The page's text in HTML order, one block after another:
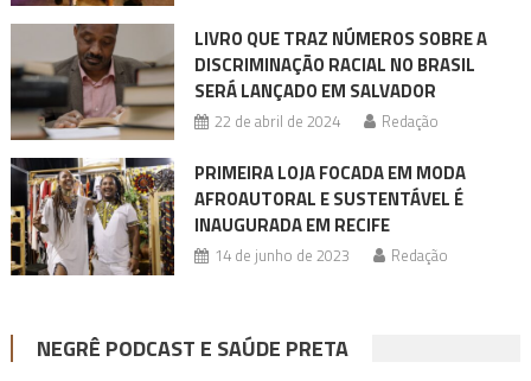
LIVRO QUE TRAZ NÚMEROS SOBRE A
DISCRIMINAÇÃO RACIAL NO BRASIL
SERÁ LANÇADO EM SALVADOR
22 de abril de 2024 Redação
PRIMEIRA LOJA FOCADA EM MODA
AFROAUTORAL E SUSTENTÁVEL É
INAUGURADA EM RECIFE
14 de junho de 2023 Redação
NEGRÊ PODCAST E SAÚDE PRETA